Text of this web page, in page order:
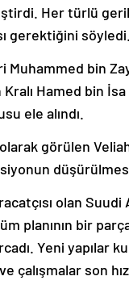
Her türlü
gerektiğini söyledi.
bin
Kralı Hamed bin
ele alındı.
görülen
olan Suudi
planının bir
Yeni
çalışmalar son